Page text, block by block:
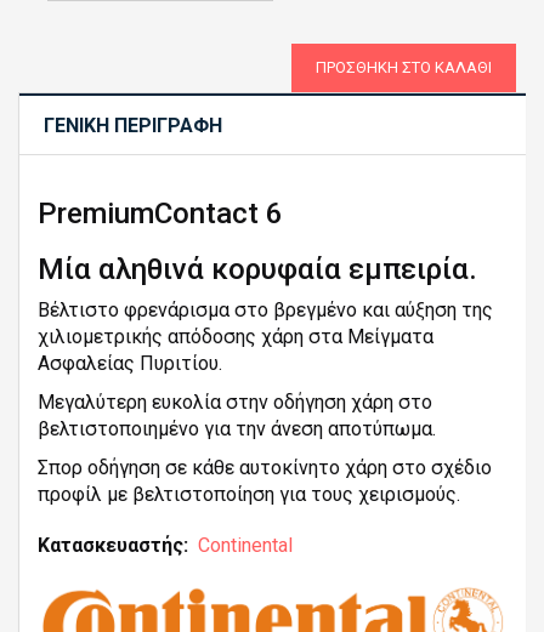
ΠΡΟΣΘΉΚΗ ΣΤΟ ΚΑΛΆΘΙ
ΓΕΝΙΚΉ ΠΕΡΙΓΡΑΦΉ
and
PremiumContact 6
Μία αληθινά κορυφαία εμπειρία.
Βέλτιστο φρενάρισμα στο βρεγμένο και αύξηση της
χιλιομετρικής απόδοσης χάρη στα Μείγματα
Ασφαλείας Πυριτίου.
Μεγαλύτερη ευκολία στην οδήγηση χάρη στο
βελτιστοποιημένο για την άνεση αποτύπωμα.
Σπορ οδήγηση σε κάθε αυτοκίνητο χάρη στο σχέδιο
προφίλ με βελτιστοποίηση για τους χειρισμούς.
Κατασκευαστής Continental